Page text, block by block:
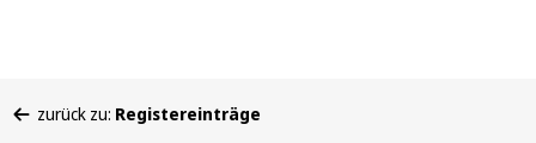
befinden
zurück zu: Registereinträge